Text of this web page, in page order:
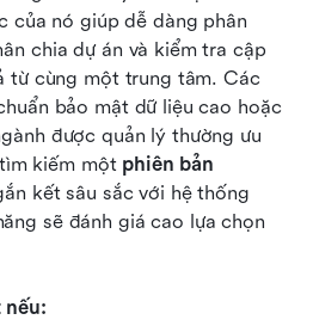
của nó giúp dễ dàng phân
chia dự án và kiểm tra cập
cùng một trung tâm. Các
bảo mật dữ liệu cao hoặc
được quản lý thường ưu
kiếm một phiên bản
kết sâu sắc với hệ thống
sẽ đánh giá cao lựa chọn
nếu: